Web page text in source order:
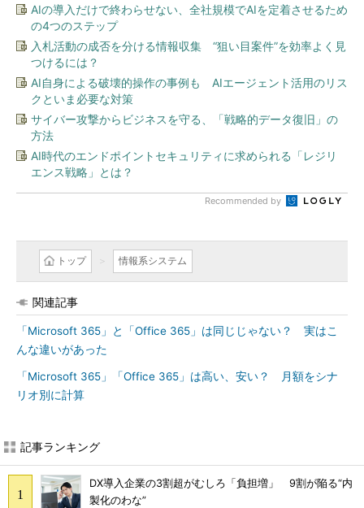
AIの導入だけで終わらせない、全社規模でAIを定着させるため
の4つのステップ
入札活動の成否を分ける情報収集 “狙い目案件”を効率よく見
つけるには？
AI自身による破壊的操作の事例も AIエージェント活用のリス
クといま必要な対策
サイバー攻撃からビジネスを守る、「戦略的データ復旧」の
方法
AI時代のエンドポイントセキュリティに求められる「レジリ
エンス戦略」とは？
Recommended by
トップ 情報系システム
関連記事
「Microsoft 365」と「Office 365」は同じじゃない？ 実はこ
んな違いがあった
「Microsoft 365」「Office 365」は高い、安い？ 月額をシナ
リオ別に計算
記事ランキング
DX導入企業の3割超がむしろ「負担増」 9割が陥る“内
製化のわな”